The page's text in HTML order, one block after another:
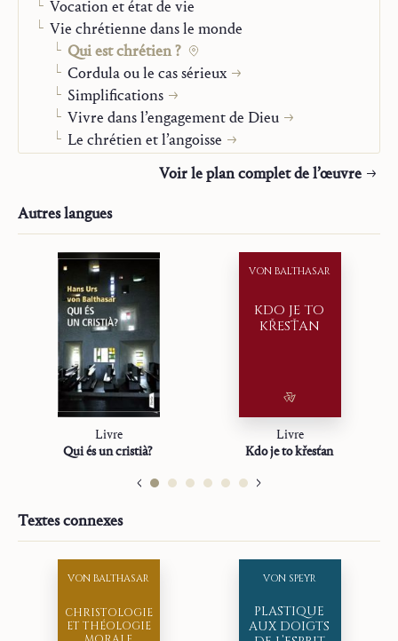
Vocation et état de vie
Vie chrétienne dans le monde
Qui est chrétien ?
Cordula ou le cas sérieux
Simplifications
Vivre dans l’engagement de Dieu
Le chrétien et l’angoisse
Points de repères
Nouveaux points de repères
Petit abrégé pour des laïcs incertains
Les chrétiens sont simples
Examinez tout – gardez ce qui est bon
La réponse de la foi
Alfa et Oméga
Sur la mission
Études
Voir le plan complet de l’œuvre
Autres langues
Livre
Qui és un cristià?
KDO JE TO
KŘESŤAN
VON BALTHASAR
Livre
Kdo je to křesťan
Textes connexes
CHRISTOLOGIE
ET THÉOLOGIE
VON BALTHASAR
PLASTIQUE
AUX DOIGTS
VON SPEYR